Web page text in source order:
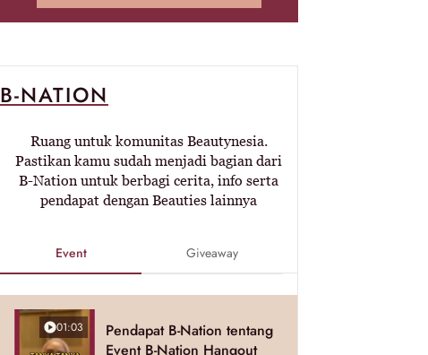
B-NATION
Ruang untuk komunitas Beautynesia.
Pastikan kamu sudah menjadi bagian dari
B-Nation untuk berbagi cerita, info serta
pendapat dengan Beauties lainnya
Event Giveaway
01:03
Pendapat B-Nation tentang
Event B-Nation Hangout